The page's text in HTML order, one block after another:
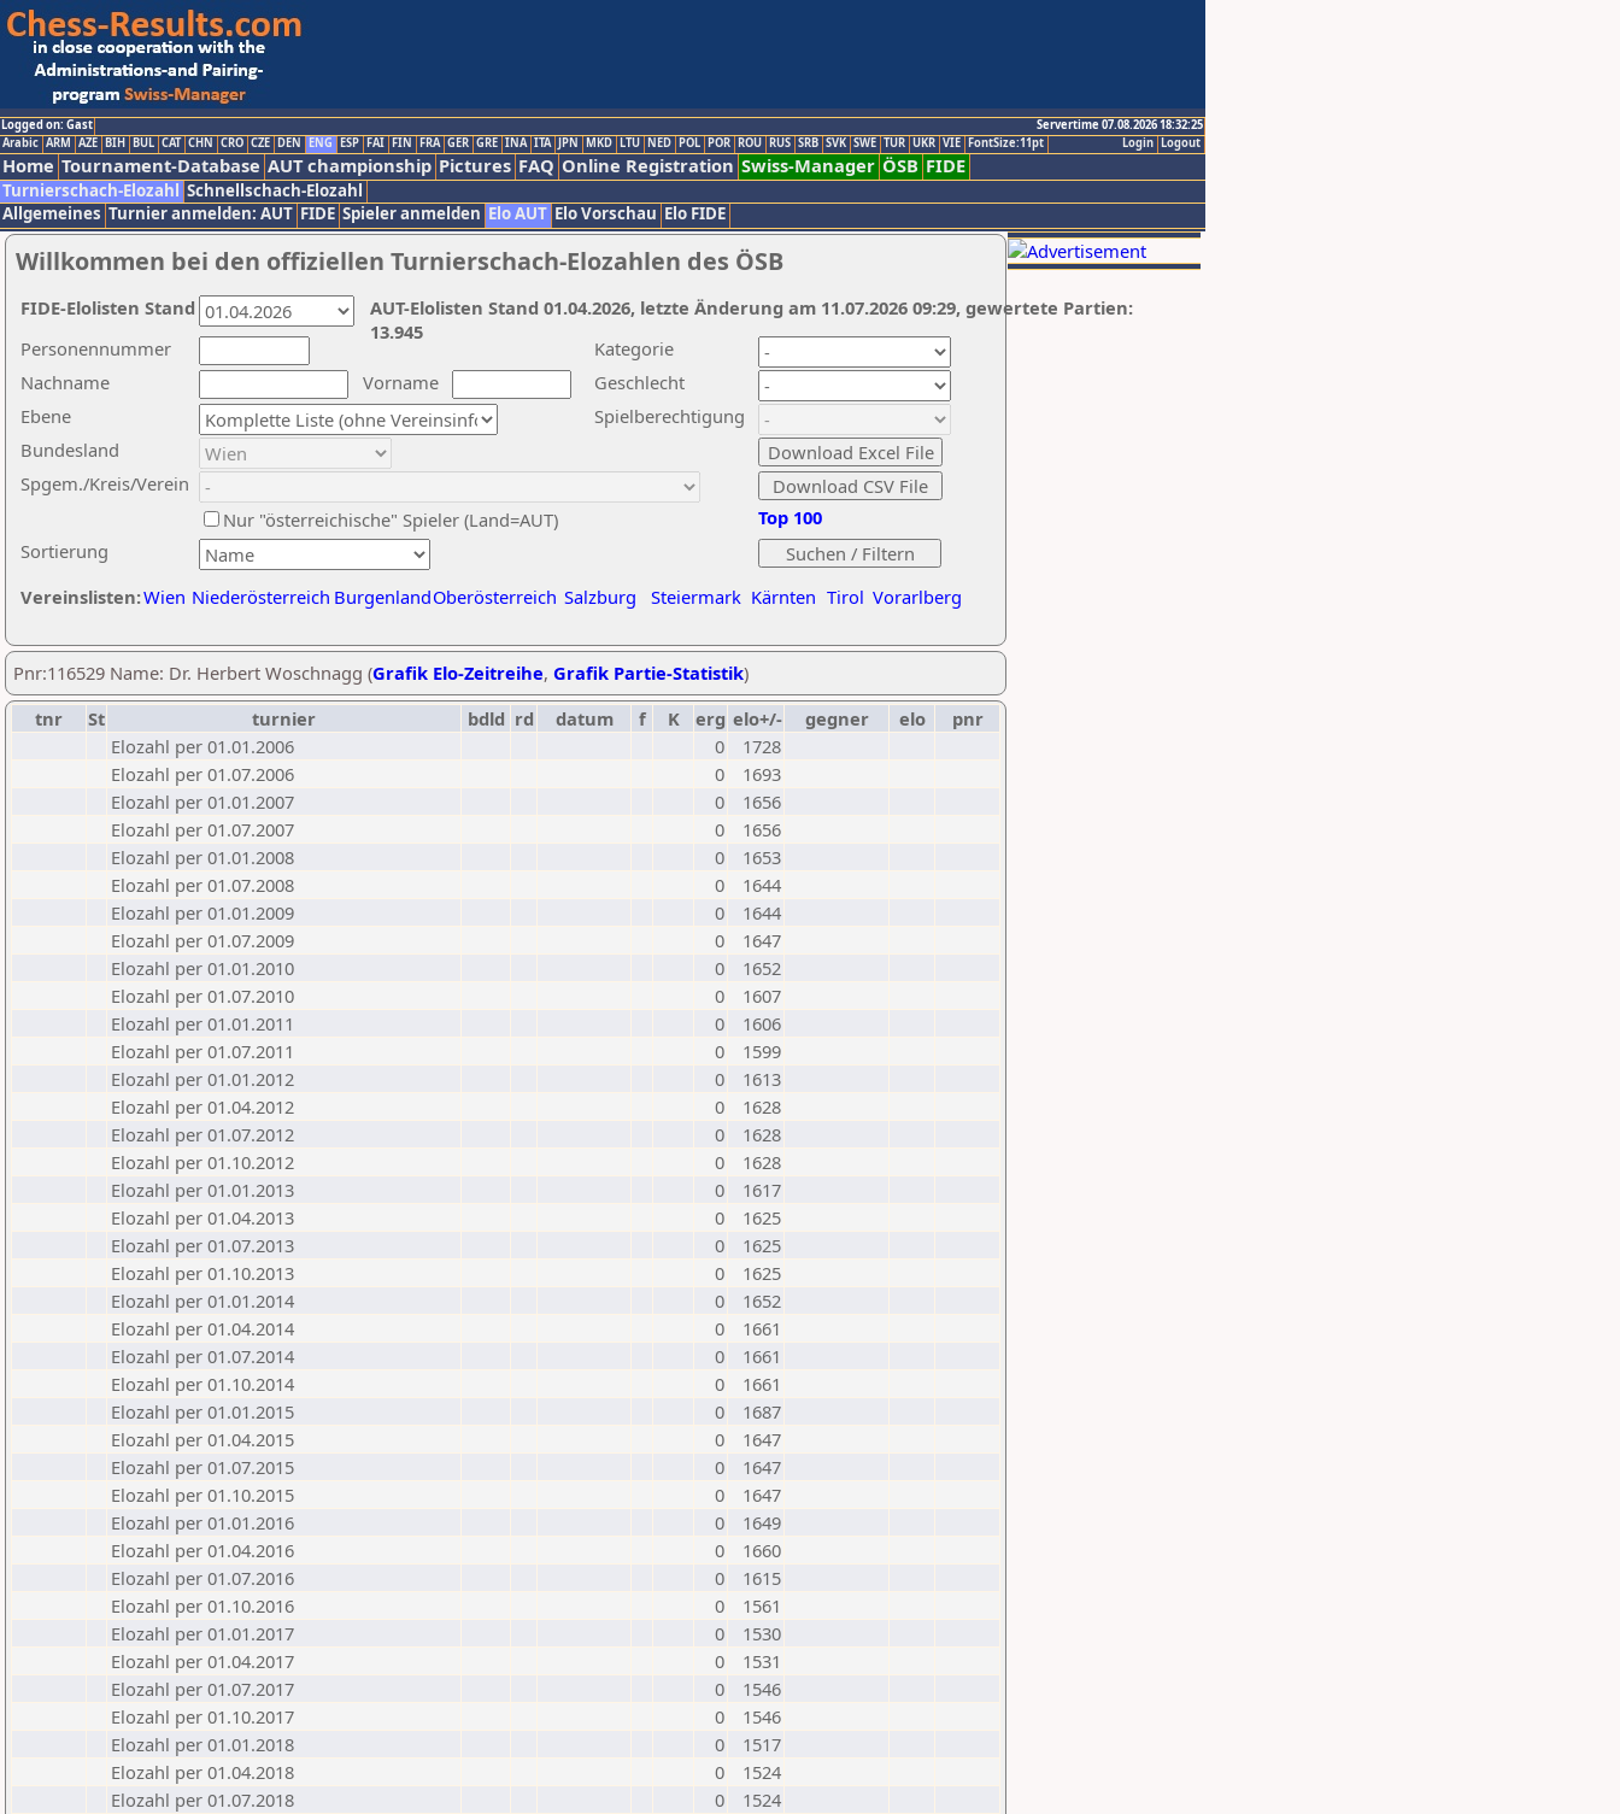
Logged on: Gast
Servertime 07.08.2026 18:32:25
Logout
Login
Arabic ARM AZE BIH BUL CAT CHN CRO CZE DEN ENG ESP FAI FIN FRA GER GRE INA ITA JPN MKD LTU NED POL POR ROU RUS SRB SVK SWE TUR UKR VIE FontSize:11pt
Home Tournament-Database AUT championship Pictures FAQ Online Registration Swiss-Manager ÖSB FIDE
Turnierschach-Elozahl Schnellschach-Elozahl
Allgemeines Turnier anmelden: AUT FIDE Spieler anmelden Elo AUT Elo Vorschau Elo FIDE
Willkommen bei den offiziellen Turnierschach-Elozahlen des ÖSB
Nachname
Vorname
Ebene
Kategorie
Sortierung
Personennummer
Bundesland
Spgem./Kreis/Verein
Geschlecht
Nur "österreichische" Spieler (Land=AUT)
Spielberechtigung
Vereinslisten:Wien Niederösterreich BurgenlandOberösterreich Salzburg Steiermark Kärnten Tirol Vorarlberg
Top 100
AUT-Elolisten Stand 01.04.2026, letzte Änderung am 11.07.2026 09:29, gewertete Partien:
13.945
FIDE-Elolisten Stand
Pnr:116529 Name: Dr. Herbert Woschnagg (Grafik Elo-Zeitreihe, Grafik Partie-Statistik)
tnr
St turnier bdld rd datum f K erg elo+/- gegner elo
pnr
Elozahl per 01.01.2006
0
1728
Elozahl per 01.07.2006
0
1693
Elozahl per 01.01.2007
0
1656
Elozahl per 01.07.2007
0
1656
Elozahl per 01.01.2008
0
1653
Elozahl per 01.07.2008
0
1644
Elozahl per 01.01.2009
0
1644
Elozahl per 01.07.2009
0
1647
Elozahl per 01.01.2010
0
1652
Elozahl per 01.07.2010
0
1607
Elozahl per 01.01.2011
0
1606
Elozahl per 01.07.2011
0
1599
Elozahl per 01.01.2012
0
1613
Elozahl per 01.04.2012
0
1628
Elozahl per 01.07.2012
0
1628
Elozahl per 01.10.2012
0
1628
Elozahl per 01.01.2013
0
1617
Elozahl per 01.04.2013
0
1625
Elozahl per 01.07.2013
0
1625
Elozahl per 01.10.2013
0
1625
Elozahl per 01.01.2014
0
1652
Elozahl per 01.04.2014
0
1661
Elozahl per 01.07.2014
0
1661
Elozahl per 01.10.2014
0
1661
Elozahl per 01.01.2015
0
1687
Elozahl per 01.04.2015
0
1647
Elozahl per 01.07.2015
0
1647
Elozahl per 01.10.2015
0
1647
Elozahl per 01.01.2016
0
1649
Elozahl per 01.04.2016
0
1660
Elozahl per 01.07.2016
0
1615
Elozahl per 01.10.2016
0
1561
Elozahl per 01.01.2017
0
1530
Elozahl per 01.04.2017
0
1531
Elozahl per 01.07.2017
0
1546
Elozahl per 01.10.2017
0
1546
Elozahl per 01.01.2018
0
1517
Elozahl per 01.04.2018
0
1524
Elozahl per 01.07.2018
0
1524